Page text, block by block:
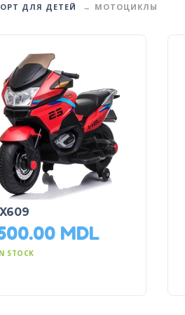
ДЛЯ ДЕТЕЙ МОТОЦИКЛЫ
MDL
STOCK